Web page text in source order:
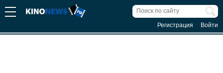
Регистрация Войти